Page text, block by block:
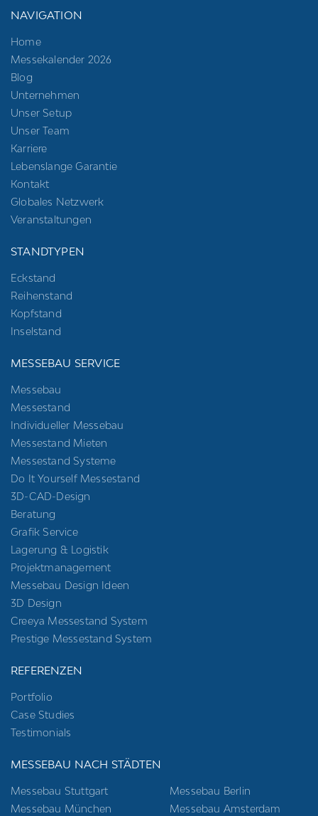
NAVIGATION
Home
Messekalender 2026
Blog
Unternehmen
Unser Setup
Unser Team
Karriere
Lebenslange Garantie
Kontakt
Globales Netzwerk
Veranstaltungen
STANDTYPEN
Eckstand
Reihenstand
Kopfstand
Inselstand
MESSEBAU SERVICE
Messebau
Messestand
Individueller Messebau
Messestand Mieten
Messestand Systeme
Do It Yourself Messestand
3D-CAD-Design
Beratung
Grafik Service
Lagerung & Logistik
Projektmanagement
Messebau Design Ideen
3D Design
Creeya Messestand System
Prestige Messestand System
REFERENZEN
Portfolio
Case Studies
Testimonials
MESSEBAU NACH STÄDTEN
Messebau Stuttgart
Messebau München
Messebau Berlin
Messebau Amsterdam